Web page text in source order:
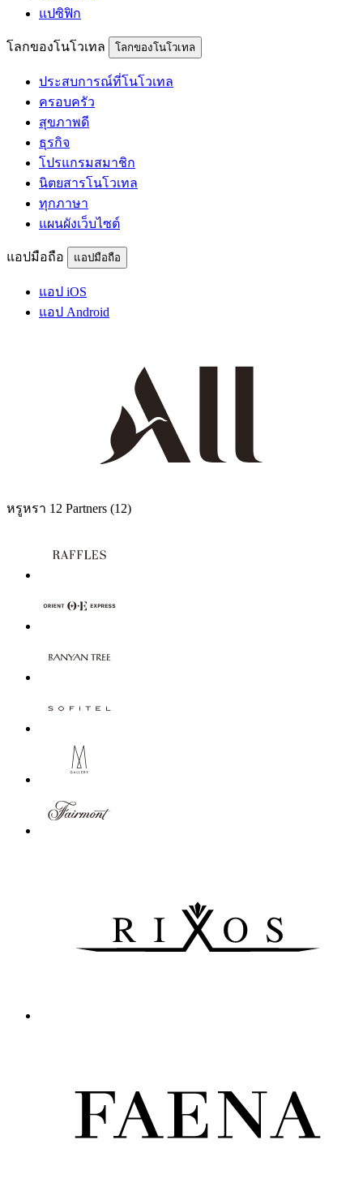
แปซิฟิก
โลกของโนโวเทล โลกของโนโวเทล
ประสบการณ์ที่โนโวเทล
ครอบครัว
สุขภาพดี
ธุรกิจ
โปรแกรมสมาชิก
นิตยสารโนโวเทล
ทุกภาษา
แผนผังเว็บไซต์
แอปมือถือ แอปมือถือ
แอป iOS
แอป Android
หรูหรา 12 Partners (12)